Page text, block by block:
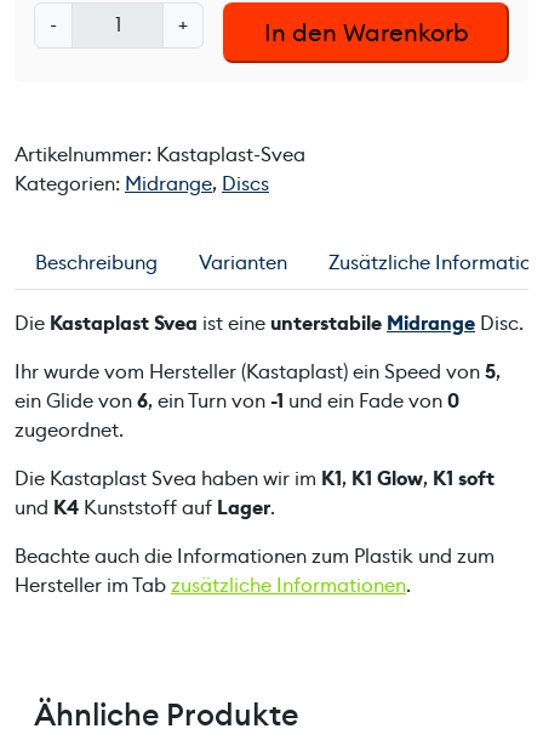
-
K
a
p
l
t
v
e
a
M
n
g
+ In den Warenkorb
Artikelnummer: Kastaplast-Svea
Kategorien: Midrange, Discs
Beschreibung Varianten Zusätzliche
Die Kastaplast Svea ist eine unterstabile Midrange Disc.
Ihr wurde vom Hersteller (Kastaplast) ein Speed von5,
ein Glide von6, ein Turn von-1 und ein Fade von0
zugeordnet.
Die Kastaplast Svea haben wir im K1, K1 Glow, K1 soft
und K4 Kunststoff auf Lager.
Beachte auch die Informationen zum Plastik und zum
Hersteller im Tabzusätzliche Informationen.
Ähnliche Produkte